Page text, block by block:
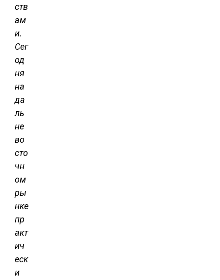
ств
ам
и.
Сег
од
ня
на
да
ль
не
во
сто
чн
ом
ры
нке
пр
акт
ич
еск
и